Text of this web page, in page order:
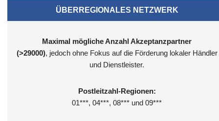
ÜBERREGIONALES NETZWERK
Maximal mögliche Anzahl Akzeptanzpartner
(>29000), jedoch ohne Fokus auf die Förderung lokaler Händler
und Dienstleister.
Postleitzahl-Regionen:
01***, 04***, 08*** und 09***